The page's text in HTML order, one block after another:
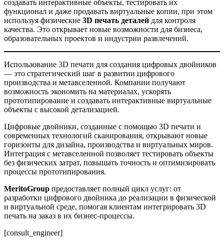
создавать интерактивные объекты, тестировать их
функционал и даже продавать виртуальные копии, при этом
используя физические 3D печать деталей для контроля
качества. Это открывает новые возможности для бизнеса,
образовательных проектов и индустрии развлечений.
Использование 3D печати для создания цифровых двойников
— это стратегический шаг в развитии цифрового
производства и метавселенной. Компании получают
возможность экономить на материалах, ускорять
прототипирование и создавать интерактивные виртуальные
объекты с высокой детализацией.
Цифровые двойники, созданные с помощью 3D печати и
современных технологий сканирования, открывают новые
горизонты для дизайна, производства и виртуальных миров.
Интеграция с метавселенной позволяет тестировать объекты
без физических затрат, повышать точность и оптимизировать
процессы прототипирования.
MeritoGroup предоставляет полный цикл услуг: от
разработки цифрового двойника до реализации в физической
и виртуальной среде, помогая клиентам интегрировать 3D
печать на заказ в их бизнес-процессы.
[consult_engineer]